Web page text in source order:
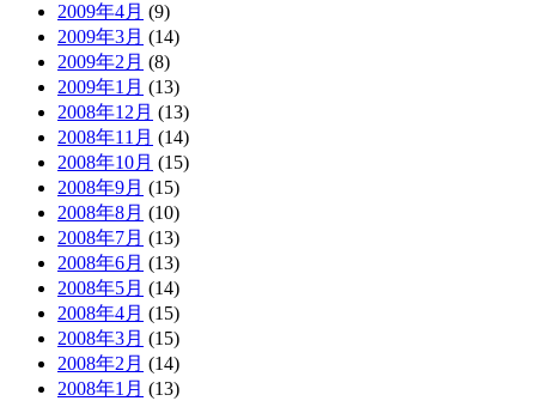
2009年4月 (9)
2009年3月 (14)
2009年2月 (8)
2009年1月 (13)
2008年12月 (13)
2008年11月 (14)
2008年10月 (15)
2008年9月 (15)
2008年8月 (10)
2008年7月 (13)
2008年6月 (13)
2008年5月 (14)
2008年4月 (15)
2008年3月 (15)
2008年2月 (14)
2008年1月 (13)